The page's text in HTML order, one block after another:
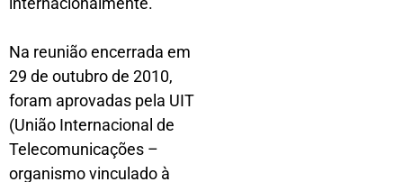
Na reunião encerrada em
29 de outubro de 2010,
foram aprovadas pela UIT
(União Internacional de
Telecomunicações –
organismo vinculado à